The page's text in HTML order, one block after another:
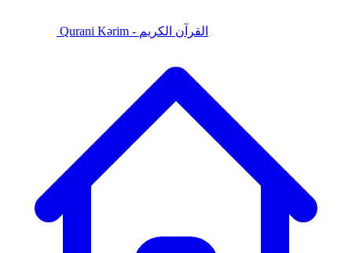
Qurani Kərim - القرآن الكريم